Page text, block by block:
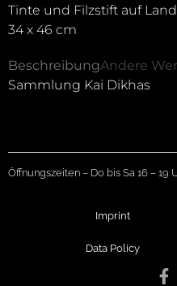
Tinte und Filzstift auf
34 x 46 cm
BeschreibungAndere
Sammlung Kai Dikhas
Öffnungszeiten – Do bis Sa 16 – 19
Imprint
Data Policy